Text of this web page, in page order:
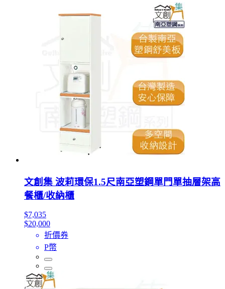
文創集 波莉環保1.5尺南亞塑鋼單門單抽層架高
餐櫃/收納櫃
$7,035
$20,000
折價券
P幣